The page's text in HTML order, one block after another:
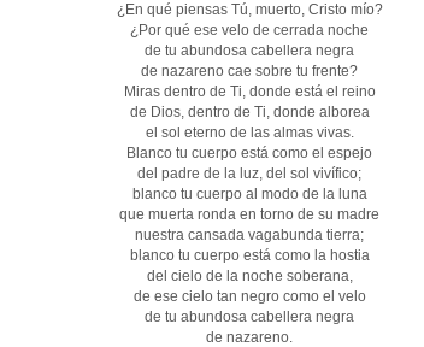
¿En qué piensas Tú, muerto, Cristo mío?
¿Por qué ese velo de cerrada noche
de tu abundosa cabellera negra
de nazareno cae sobre tu frente?
Miras dentro de Ti, donde está el reino
de Dios, dentro de Ti, donde alborea
el sol eterno de las almas vivas.
Blanco tu cuerpo está como el espejo
del padre de la luz, del sol vivífico;
blanco tu cuerpo al modo de la luna
que muerta ronda en torno de su madre
nuestra cansada vagabunda tierra;
blanco tu cuerpo está como la hostia
del cielo de la noche soberana,
de ese cielo tan negro como el velo
de tu abundosa cabellera negra
de nazareno.